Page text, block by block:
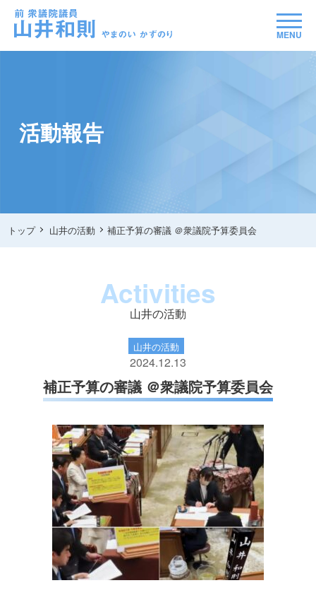
MENU
活動報告
トップ 山井の活動 補正予算の審議 ＠衆議院予算委員会
Activities
山井の活動
山井の活動
2024.12.13
補正予算の審議 ＠衆議院予算委員会